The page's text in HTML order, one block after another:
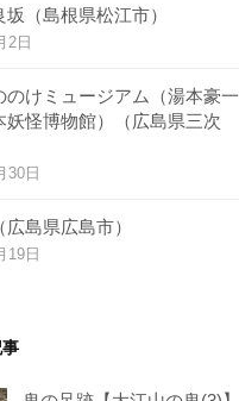
（島根県松江市）
2日
のけミュージアム（湯本豪一
妖怪博物館）（広島県三次
30日
島県広島市）
19日
事